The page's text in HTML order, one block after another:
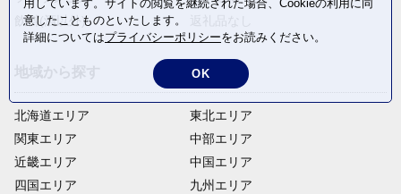
飲料(酒以外)
北海道エリア
関東エリア
近畿エリア
四国エリア
東北エリア
中部エリア
中国エリア
九州エリア
用しています。サイトの閲覧を継続された場合、Cookieの利用に同
意したことものといたします。
詳細についてはプライバシーポリシーをお読みください。
OK